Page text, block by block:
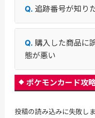
追跡番号が知り
購入した商品に
態が悪い
ポケモンカード攻
投稿の読み込みに失敗しま